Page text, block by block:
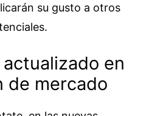
su gusto a otros
en
de mercado